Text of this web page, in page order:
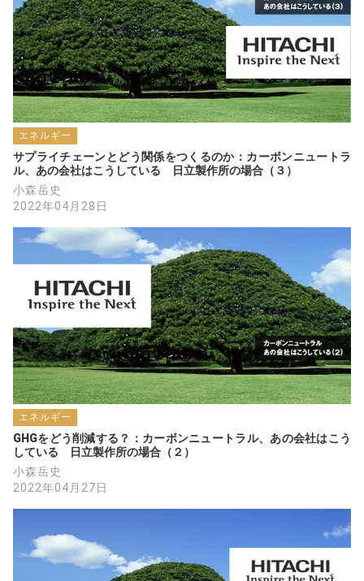
エネルギー
サプライチェーンとどう関係をつくるのか：カーボンニュートラ
ル、あの会社はこうしている　日立製作所の場合（３）
小森岳史
2022年04月28日
エネルギー
GHGをどう削減する？：カーボンニュートラル、あの会社はこう
している　日立製作所の場合（２）
小森岳史
2022年04月27日